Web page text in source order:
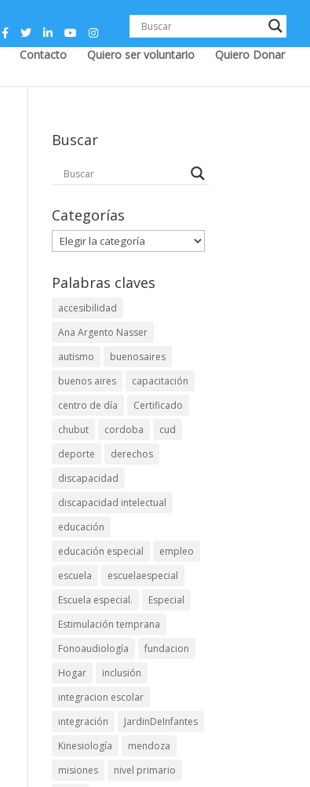
Contacto Quiero ser voluntario Quiero Donar
Buscar
Categorías
Categorías
Palabras claves
accesibilidad
Ana Argento Nasser
autismo
buenosaires
buenos aires
capacitación
centro de día
Certificado
chubut
cordoba
cud
deporte
derechos
discapacidad
discapacidad intelectual
educación
educación especial
empleo
escuela
escuelaespecial
Escuela especial.
Especial
Estimulación temprana
Fonoaudiología
fundacion
Hogar
inclusión
integracion escolar
integración
JardinDeInfantes
Kinesiología
mendoza
misiones
nivel primario